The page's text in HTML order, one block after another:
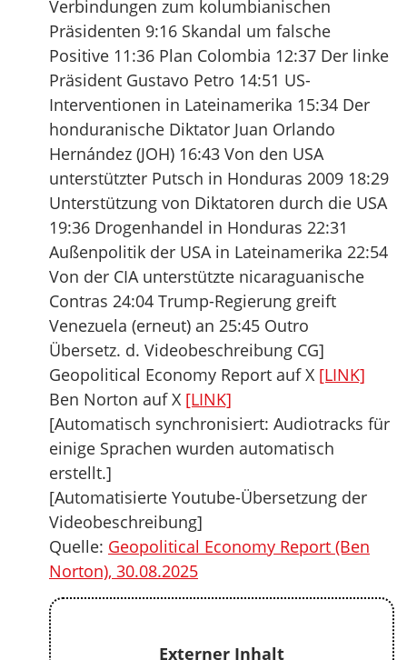
Verbindungen zum kolumbianischen
Präsidenten 9:16 Skandal um falsche
Positive 11:36 Plan Colombia 12:37 Der linke
Präsident Gustavo Petro 14:51 US-
Interventionen in Lateinamerika 15:34 Der
honduranische Diktator Juan Orlando
Hernández (JOH) 16:43 Von den USA
unterstützter Putsch in Honduras 2009 18:29
Unterstützung von Diktatoren durch die USA
19:36 Drogenhandel in Honduras 22:31
Außenpolitik der USA in Lateinamerika 22:54
Von der CIA unterstützte nicaraguanische
Contras 24:04 Trump-Regierung greift
Venezuela (erneut) an 25:45 Outro
Übersetz. d. Videobeschreibung CG]
Geopolitical Economy Report auf X [LINK]
Ben Norton auf X [LINK]
[Automatisch synchronisiert: Audiotracks für
einige Sprachen wurden automatisch
erstellt.]
[Automatisierte Youtube-Übersetzung der
Videobeschreibung]
Quelle: Geopolitical Economy Report (Ben
Norton), 30.08.2025
Externer Inhalt